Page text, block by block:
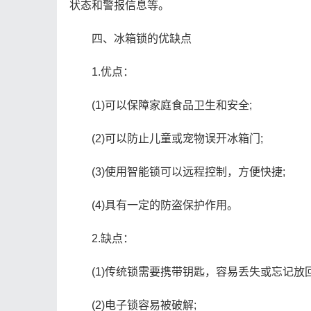
状态和警报信息等。
四、冰箱锁的优缺点
1.优点：
(1)可以保障家庭食品卫生和安全;
(2)可以防止儿童或宠物误开冰箱门;
(3)使用智能锁可以远程控制，方便快捷;
(4)具有一定的防盗保护作用。
2.缺点：
(1)传统锁需要携带钥匙，容易丢失或忘记放
(2)电子锁容易被破解;